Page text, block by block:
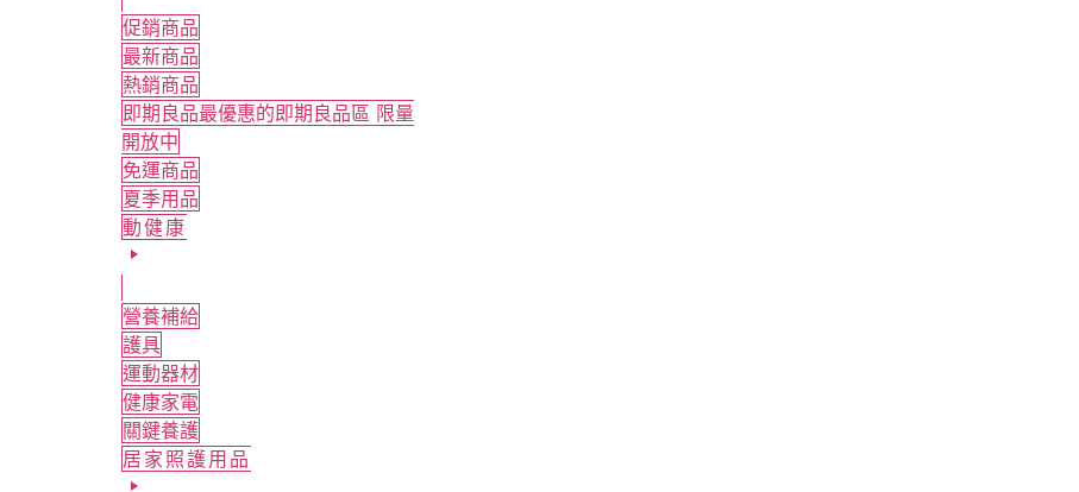
促銷商品
最新商品
熱銷商品
即期良品最優惠的即期良品區 限量
開放中
免運商品
夏季用品
動健康
營養補給
護具
運動器材
健康家電
關鍵養護
居家照護用品